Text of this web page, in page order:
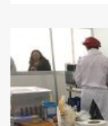
Junta
refuerza
la
FP
en
Almería